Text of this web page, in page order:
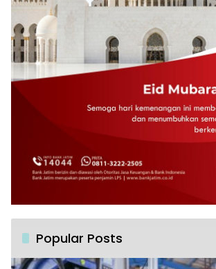
Popular Posts